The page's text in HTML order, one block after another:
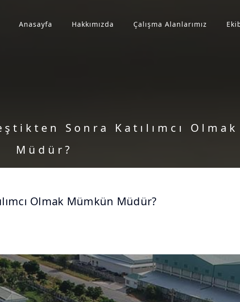
Anasayfa Hakkımızda Çalışma Alanlarımız
Sonra Katılımcı Olmak
Müdür?
Olmak Mümkün Müdür?